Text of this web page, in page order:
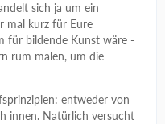
sich ja um ein
mal kurz für Eure
für bildende Kunst wäre -
rum malen, um die
entweder von
innen. Natürlich versucht